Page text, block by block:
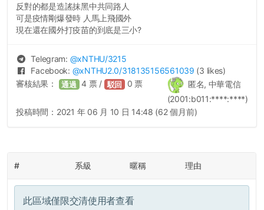
反對的都是造謠抹黑中共同路人
可是疫情剛爆發時 人馬上飛國外
現在還在國外打疫苗的到底是三小?
Telegram: @xNTHU/3215
Facebook: @xNTHU2.0/318135156561039 (3 likes)
匿名, 中華電信
(2001:b011:****:****)
審核結果： 通過 4 票 / 駁回 0 票
投稿時間： 2021 年 06 月 10 日 14:48 (62 個月前)
# 系級 暱稱 理由
此區域僅限交清使用者查看